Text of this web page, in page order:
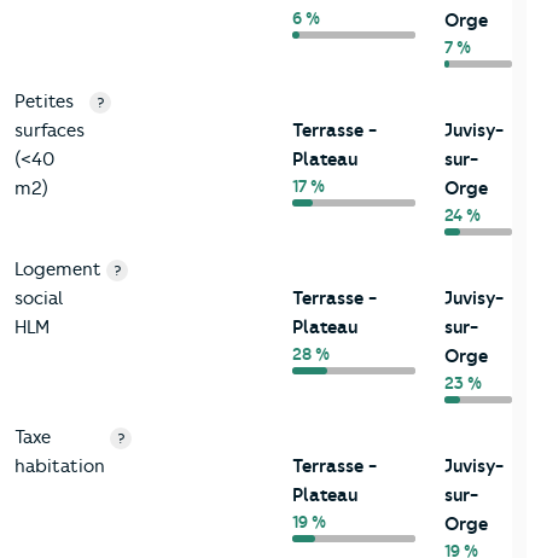
6 %
Orge
7 %
Petites
surfaces
(<40
m2)
?
Terrasse -
Plateau
17 %
Juvisy-
sur-
Orge
24 %
Logement
social
HLM
?
Terrasse -
Plateau
28 %
Juvisy-
sur-
Orge
23 %
Taxe
habitation
?
Terrasse -
Plateau
19 %
Juvisy-
sur-
Orge
19 %